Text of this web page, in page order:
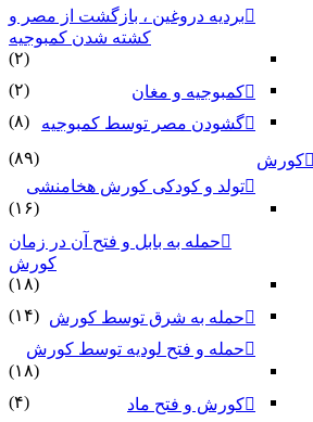
بردیه دروغین ، بازگشت از مصر و
کشته شدن کمبوجیه
(۲)
کمبوجیه و مغان
(۲)
گشودن مصر توسط کمبوجیه
(۸)
کورش
(۸۹)
تولد و کودکی کورش هخامنشی
(۱۶)
حمله به بابل و فتح آن در زمان
کورش
(۱۸)
حمله به شرق توسط کورش (۱۴)
حمله و فتح لودیه توسط کورش
(۱۸)
کورش و فتح ماد
(۴)